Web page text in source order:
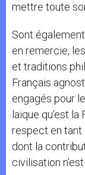
mettre toute
Sont
en remercie,
et traditions
Français
engagés pour
laïque qu’est
respect en tant
dont la
civilisation